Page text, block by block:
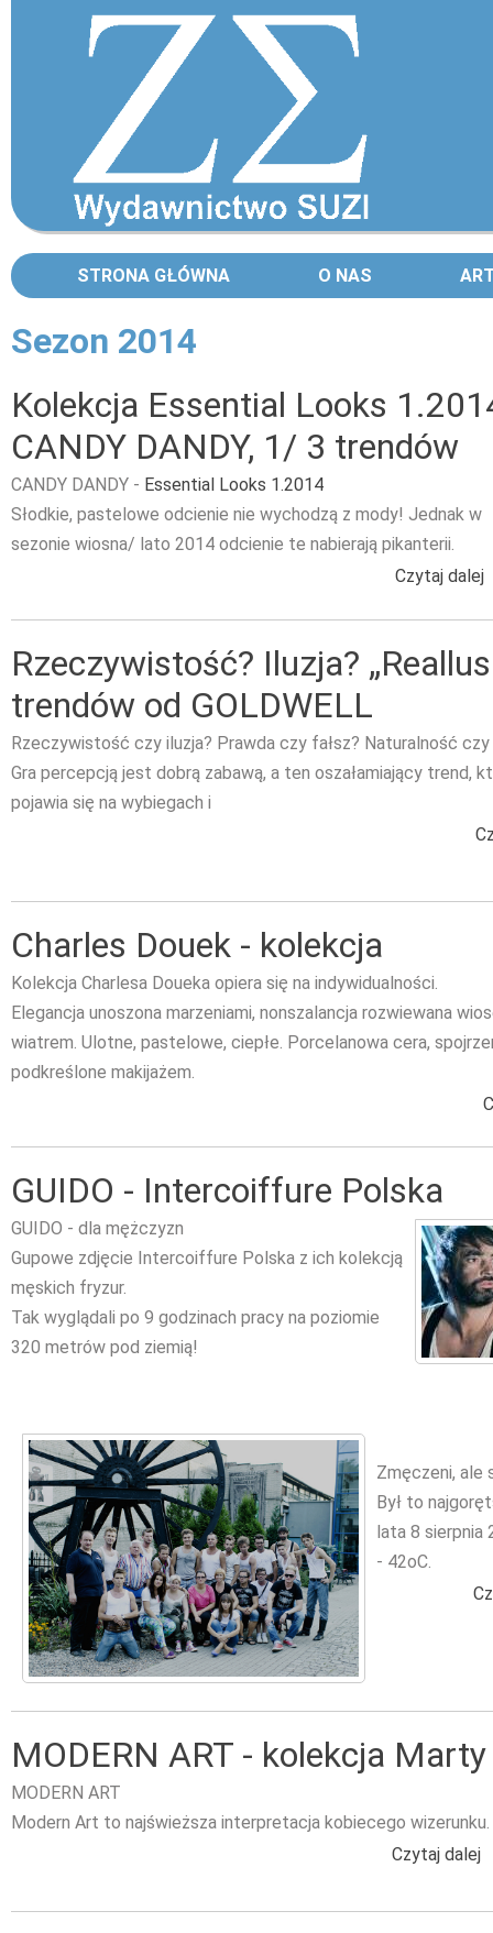
STRONA GŁÓWNA O NAS
Sezon 2014
Kolekcja Essential Looks
CANDY DANDY, 1/ 3 trendów
CANDY DANDY - Essential Looks 1.2014
Słodkie, pastelowe odcienie nie wychodzą z mody! Jednak w
sezonie wiosna/ lato 2014 odcienie te nabierają pikanterii.
Czytaj dalej
Rzeczywistość? Iluzja?
trendów od GOLDWELL
Rzeczywistość czy iluzja? Prawda czy fałsz? Naturalność
Gra percepcją jest dobrą zabawą, a ten oszałamiający trend,
pojawia się na wybiegach i
Charles Douek - kolekcja
Kolekcja Charlesa Doueka opiera się na indywidualności.
Elegancja unoszona marzeniami, nonszalancja rozwiewana
wiatrem. Ulotne, pastelowe, ciepłe. Porcelanowa cera,
podkreślone makijażem.
GUIDO - Intercoiffure Polska
GUIDO - dla mężczyzn
Gupowe zdjęcie Intercoiffure Polska z ich kolekcją
męskich fryzur.
Tak wyglądali po 9 godzinach pracy na poziomie
320 metrów pod ziemią!
Zmęczeni, ale
Był to
lata 8 sierpnia
- 42oC.
MODERN ART - kolekcja
MODERN ART
Modern Art to najświeższa interpretacja kobiecego wizerunku.
Czytaj dalej